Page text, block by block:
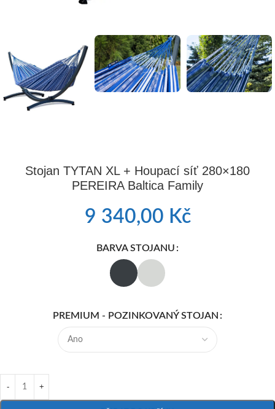
Stojan TYTAN XL + Houpací síť 280×180
PEREIRA Baltica Family
9 340,00 Kč
BARVA STOJANU
PREMIUM - POZINKOVANÝ STOJAN